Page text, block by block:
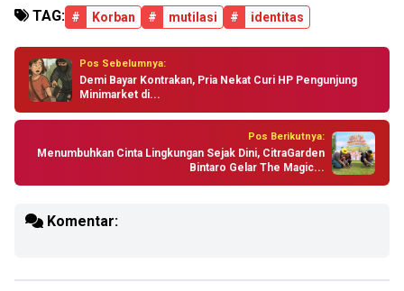
TAG: # Korban # mutilasi # identitas
Pos Sebelumnya:
Demi Bayar Kontrakan, Pria Nekat Curi HP Pengunjung
Minimarket di...
Pos Berikutnya:
Menumbuhkan Cinta Lingkungan Sejak Dini, CitraGarden
Bintaro Gelar The Magic...
Komentar: